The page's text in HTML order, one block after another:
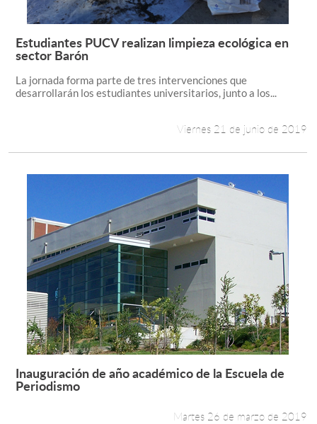
Leer más +
Estudiantes PUCV realizan limpieza ecológica en
sector Barón
La jornada forma parte de tres intervenciones que
desarrollarán los estudiantes universitarios, junto a los...
Viernes 21 de junio de 2019
Leer más +
Inauguración de año académico de la Escuela de
Periodismo
Martes 26 de marzo de 2019